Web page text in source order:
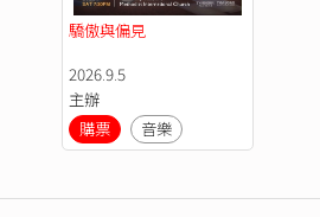
驕傲與偏見
2026.9.5
主辦
購票
音樂